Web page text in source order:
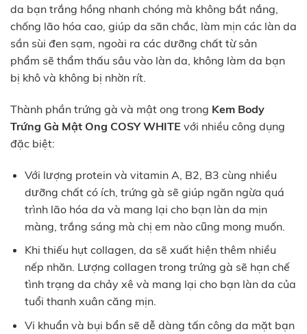
da bạn trắng hồng nhanh chóng mà không bắt nắng,
chống lão hóa cao, giúp da săn chắc, làm mịn các làn da
sần sùi đen sạm, ngoài ra các dưỡng chất từ sản
phẩm sẽ thẩm thấu sâu vào làn da, không làm da bạn
bị khô và không bị nhờn rít.
Thành phần trứng gà và mật ong trong Kem Body
Trứng Gà Mật Ong COSY WHITE với nhiều công dụng
đặc biệt:
Với lượng protein và vitamin A, B2, B3 cùng nhiều
dưỡng chất có ích, trứng gà sẽ giúp ngăn ngừa quá
trình lão hóa da và mang lại cho bạn làn da mịn
màng, trắng sáng mà chị em nào cũng mong muốn.
Khi thiếu hụt collagen, da sẽ xuất hiện thêm nhiều
nếp nhăn. Lượng collagen trong trứng gà sẽ hạn chế
tình trạng da chảy xê và mang lại cho bạn làn da của
tuổi thanh xuân căng mịn.
Vi khuẩn và bụi bẩn sẽ dễ dàng tấn công da mặt bạn